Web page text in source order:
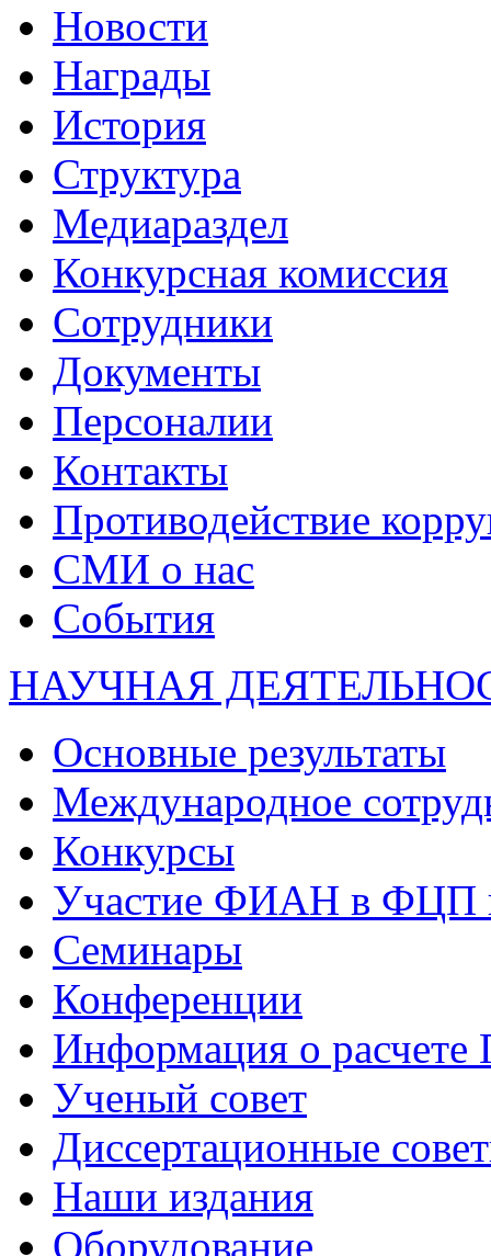
Новости
Награды
История
Структура
Медиараздел
Конкурсная комиссия
Сотрудники
Документы
Персоналии
Контакты
Противодействие
СМИ о нас
События
НАУЧНАЯ
Основные результаты
Международное
Конкурсы
Участие ФИАН в ФЦП
Семинары
Конференции
Информация о
Ученый совет
Диссертационные
Наши издания
Оборудование